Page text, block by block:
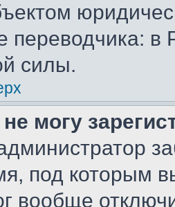
переводчика: в
силы.
могу
под которым
вообще